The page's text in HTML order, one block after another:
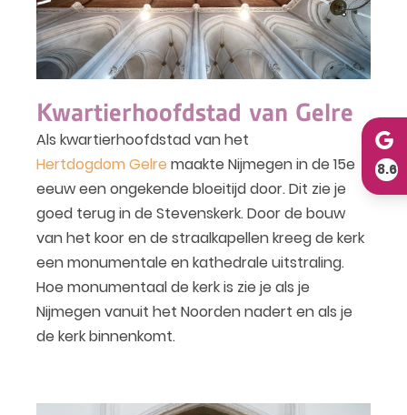
Kwartierhoofdstad van Gelre
Als kwartierhoofdstad van het
Hertdogdom Gelre maakte Nijmegen in de 15e
eeuw een ongekende bloeitijd door. Dit zie je
goed terug in de Stevenskerk. Door de bouw
van het koor en de straalkapellen kreeg de kerk
een monumentale en kathedrale uitstraling.
Hoe monumentaal de kerk is zie je als je
Nijmegen vanuit het Noorden nadert en als je
de kerk binnenkomt.
8.6